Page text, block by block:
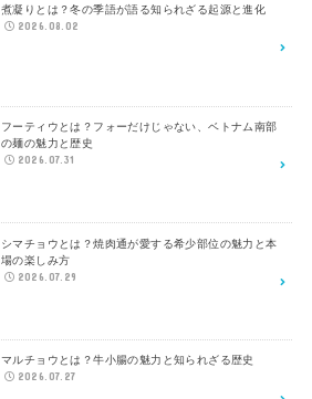
煮凝りとは？冬の季語が語る知られざる起源と進化
2026.08.02
フーティウとは？フォーだけじゃない、ベトナム南部
の麺の魅力と歴史
2026.07.31
シマチョウとは？焼肉通が愛する希少部位の魅力と本
場の楽しみ方
2026.07.29
マルチョウとは？牛小腸の魅力と知られざる歴史
2026.07.27